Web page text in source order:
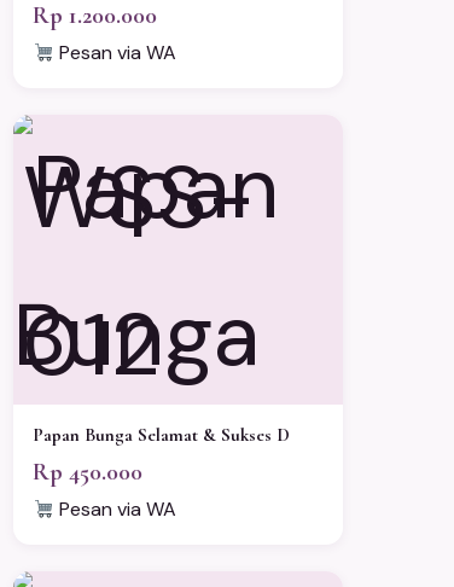
Rp 1.200.000
Pesan via WA
WSS-
012
Papan Bunga Selamat & Sukses D
Rp 450.000
Pesan via WA